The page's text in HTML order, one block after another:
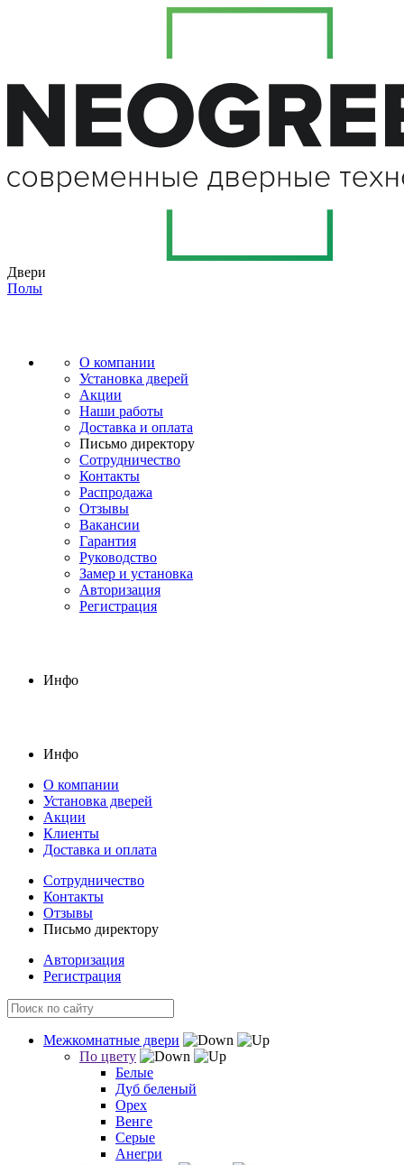
Двери
Полы
О компании
Установка дверей
Акции
Наши работы
Доставка и оплата
Письмо директору
Сотрудничество
Контакты
Распродажа
Отзывы
Вакансии
Гарантия
Руководство
Замер и установка
Авторизация
Регистрация
Инфо
Инфо
О компании
Установка дверей
Акции
Клиенты
Доставка и оплата
Сотрудничество
Контакты
Отзывы
Письмо директору
Авторизация
Регистрация
Межкомнатные двери
По цвету
Белые
Дуб беленый
Орех
Венге
Серые
Анегри